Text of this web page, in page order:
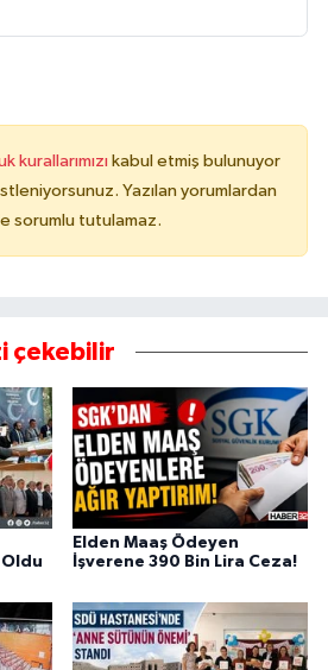
kurallarımızı kabul etmiş bulunuyor
Yazılan yorumlardan
sorumlu tutulamaz.
çekebilir
Oldu
Elden Maaş Ödeyen
İşverene 390 Bin Lira Ceza!